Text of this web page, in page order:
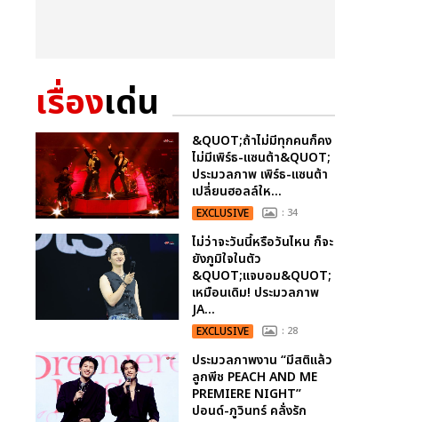
เรื่องเด่น
&QUOT;ถ้าไม่มีทุกคนก็คง
ไม่มีเพิร์ธ-แซนต้า&QUOT;
ประมวลภาพ เพิร์ธ-แซนต้า
เปลี่ยนฮอลล์ให...
EXCLUSIVE : 34
ไม่ว่าจะวันนี้หรือวันไหน ก็จะ
ยังภูมิใจในตัว
&QUOT;แจบอม&QUOT;
เหมือนเดิม! ประมวลภาพ
JA...
EXCLUSIVE : 28
ประมวลภาพงาน “มีสติแล้ว
ลูกพีช PEACH AND ME
PREMIERE NIGHT”
ปอนด์-ภูวินทร์ คลั่งรัก